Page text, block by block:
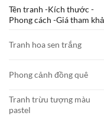
Tên tranh -Kích thước -
Phong cách -Giá tham
Tranh hoa sen trắng
Phong cảnh đồng quê
Tranh trừu tượng màu
pastel